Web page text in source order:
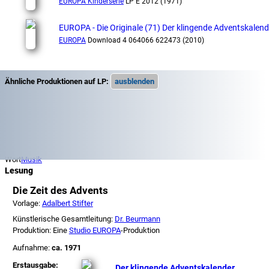
EUROPA - Die Originale (71) Der klingende
EUROPA Download 4 064066 622473 (2010)
Ähnliche Produktionen auf LP:
WortMusik
Lesung
Die Zeit des Advents
Vorlage: Adalbert Stifter
Künstlerische Gesamtleitung: Dr. Beurmann
Produktion: Eine Studio EUROPA-Produktion
Aufnahme: ca. 1971
Erstausgabe: